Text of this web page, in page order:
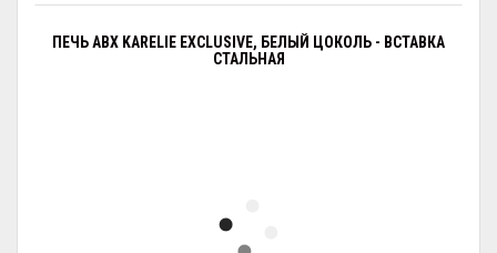
ПЕЧЬ ABX KARELIE EXCLUSIVE, БЕЛЫЙ ЦОКОЛЬ - ВСТАВКА
СТАЛЬНАЯ